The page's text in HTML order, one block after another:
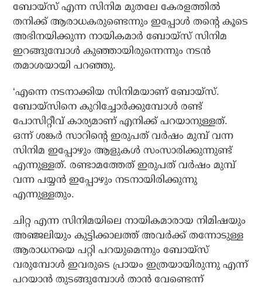
ബോയ്സ് എന്ന സിനിമ മുതലേ കേരളത്തില്‍
തനിക്ക് ആരാധകരുണ്ടെന്നും ഇപ്പോള്‍ തന്റെ കൂടെ
അഭിനയിക്കുന്ന നായികമാര്‍ ബോയ്സ് സിനിമ
ഇറങ്ങുമ്പോള്‍ കുഞ്ഞായിരുന്നെന്നും നടന്‍
തമാശയായി പറഞ്ഞു.
‘എന്നെ നടനാക്കിയ സിനിമയാണ് ബോയ്സ്.
ബോയ്‌സിനെ കുറിച്ചോര്‍ക്കുമ്പോള്‍ രണ്ട്
പോസിറ്റീവ് കാര്യമാണ് എനിക്ക് പറയാനുള്ളത്.
ഒന്ന് ശങ്കര്‍ സാറിന്റെ ഇരുപത് വര്‍ഷം മുമ്പ് വന്ന
സിനിമ ഇപ്പോഴും ആളുകള്‍ സംസാരിക്കുന്നുണ്ട്
എന്നുള്ളത്. രണ്ടാമത്തേത് ഇരുപത് വര്‍ഷം മുമ്പ്
വന്ന പയ്യന്‍ ഇപ്പോഴും നടനായിരിക്കുന്നു
എന്നുള്ളതും.
ചിറ്റ എന്ന സിനിമയിലെ നായികമാരായ നിമിഷയും
അഞ്ജലിയും കുട്ടിക്കാലത്ത് അവര്‍ക്ക് തന്നോടുള്ള
ആരാധനയെ പറ്റി പറയുമെന്നും ബോയ്സ്
വരുമ്പോള്‍ ഇവരുടെ പ്രായം ഇത്രയായിരുന്നു എന്ന്
പറയാന്‍ തുടങ്ങുമ്പോള്‍ താന്‍ വേണ്ടെന്ന്